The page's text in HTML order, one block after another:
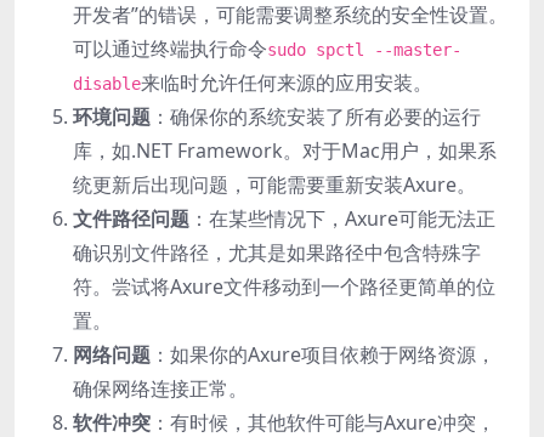
开发者”的错误，可能需要调整系统的安全性设置。
可以通过终端执行命令sudo spctl --master-
disable来临时允许任何来源的应用安装。
环境问题 ：确保你的系统安装了所有必要的运行
库，如.NET Framework。对于Mac用户，如果系
统更新后出现问题，可能需要重新安装Axure。
文件路径问题 ：在某些情况下，Axure可能无法正
确识别文件路径，尤其是如果路径中包含特殊字
符。尝试将Axure文件移动到一个路径更简单的位
置。
网络问题 ：如果你的Axure项目依赖于网络资源，
确保网络连接正常。
软件冲突 ：有时候，其他软件可能与Axure冲突，